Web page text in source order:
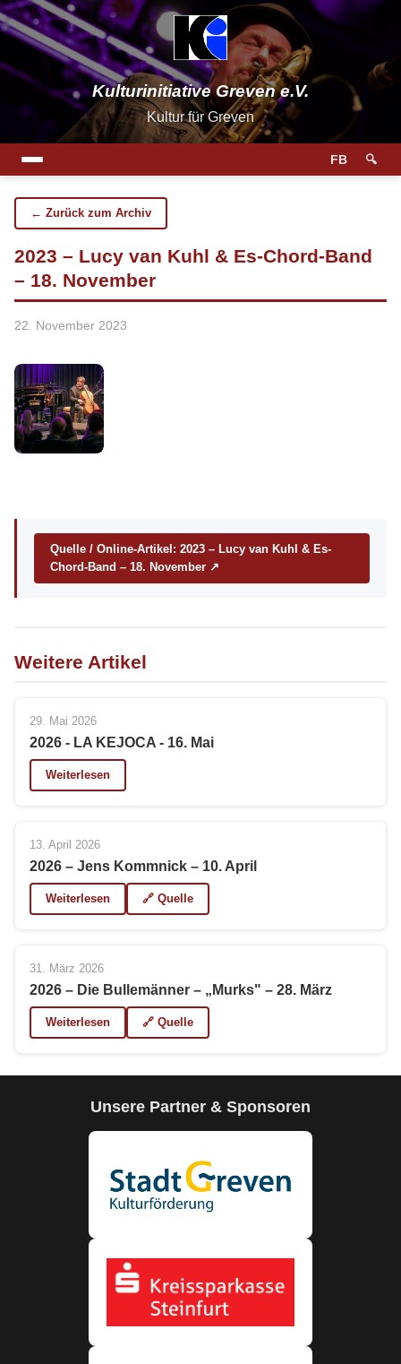
Kulturinitiative Greven e.V.
Kultur für Greven
FB 🔍
← Zurück zum Archiv
2023 – Lucy van Kuhl & Es-Chord-Band
– 18. November
22. November 2023
Quelle / Online-Artikel: 2023 – Lucy van Kuhl & Es-
Chord-Band – 18. November ↗
Weitere Artikel
29. Mai 2026
2026 - LA KEJOCA - 16. Mai
Weiterlesen
13. April 2026
2026 – Jens Kommnick – 10. April
Weiterlesen 🔗 Quelle
31. März 2026
2026 – Die Bullemänner – „Murks" – 28. März
Weiterlesen 🔗 Quelle
Unsere Partner & Sponsoren